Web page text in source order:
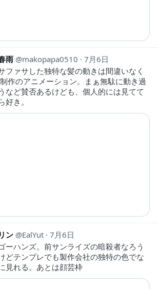
雨 makopapa0510
7月6日
ファサした独特な髪の動きは間違いなく
作のアニメーション。まぁ無駄に動き過
など賛否あるけども、個人的には見てて
好き。
ン EalYut 7月6日
ーハンズ。前サンライズの暗殺者なろう
どテンプレでも製作会社の独特の色でな
見れる。あとは顔芸枠